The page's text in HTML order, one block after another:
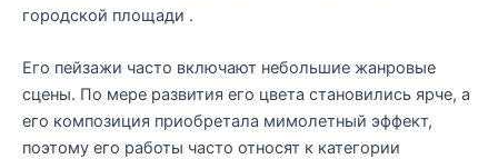
городской площади .
Его пейзажи часто включают небольшие жанровые
сцены. По мере развития его цвета становились ярче, а
его композиция приобретала мимолетный эффект,
поэтому его работы часто относят к категории